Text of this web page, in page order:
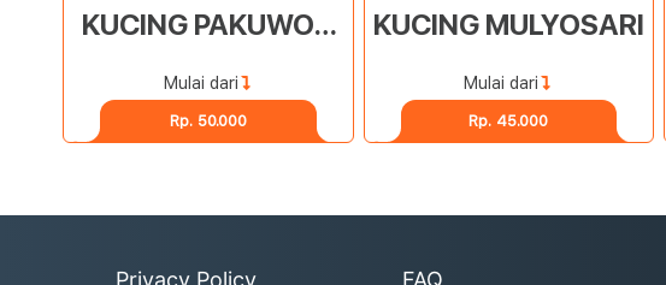
KUCING PAKUWON
CITY
Mulai dari
Rp. 50.000
KUCING MULYOSARI
Mulai dari
Rp. 45.000
Privacy Policy FAQ